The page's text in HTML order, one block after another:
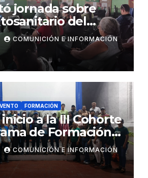
jornada sobre
del
del
COMUNICIÓN E INFORMACIÓN
FORMACIÓN
a la III Cohorte
de Formación
y Manejo de
de
COMUNICIÓN E INFORMACIÓN